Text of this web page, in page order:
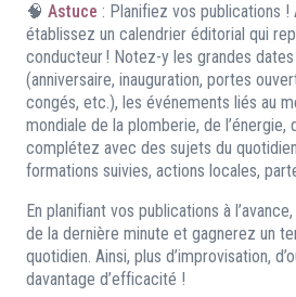
🧠 Astuce : Planifiez vos publications !
établissez un calendrier éditorial qui
conducteur ! Notez-y les grandes dates
(anniversaire, inauguration, portes
congés, etc.), les événements liés au
mondiale de la plomberie, de l’énergie,
complétez avec des sujets du
formations suivies, actions locales,
En planifiant vos publications à
de la dernière minute et gagnerez un
quotidien. Ainsi, plus d’improvisation,
davantage d’efficacité !